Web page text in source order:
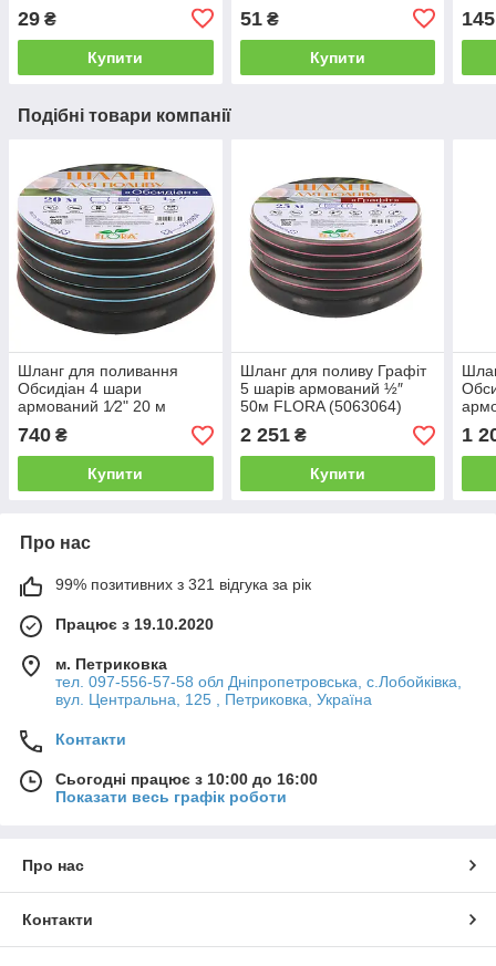
29 ₴
Купити
51₴
Купити
145
Подібні товари компанії
Шланг для поливання
Обсидіан 4 шари
армований 1⁄2" 20 м
FLORA (5063834)
740 ₴
Купити
Шланг для поливу Графіт
5 шарів армований ½″
50м FLORA (5063064)
2 251₴
Купити
1
Про нас
99% позитивних з 321 відгука за рік
Працює з 19.10.2020
м. Петриковка
тел. 097-556-57-58 обл Дніпропетровська, с.Лобойківка,
вул. Центральна, 125 , Петриковка, Україна
Контакти
Сьогодні працює з 10:00 до 16:00
Показати весь графік роботи
Про нас
Контакти